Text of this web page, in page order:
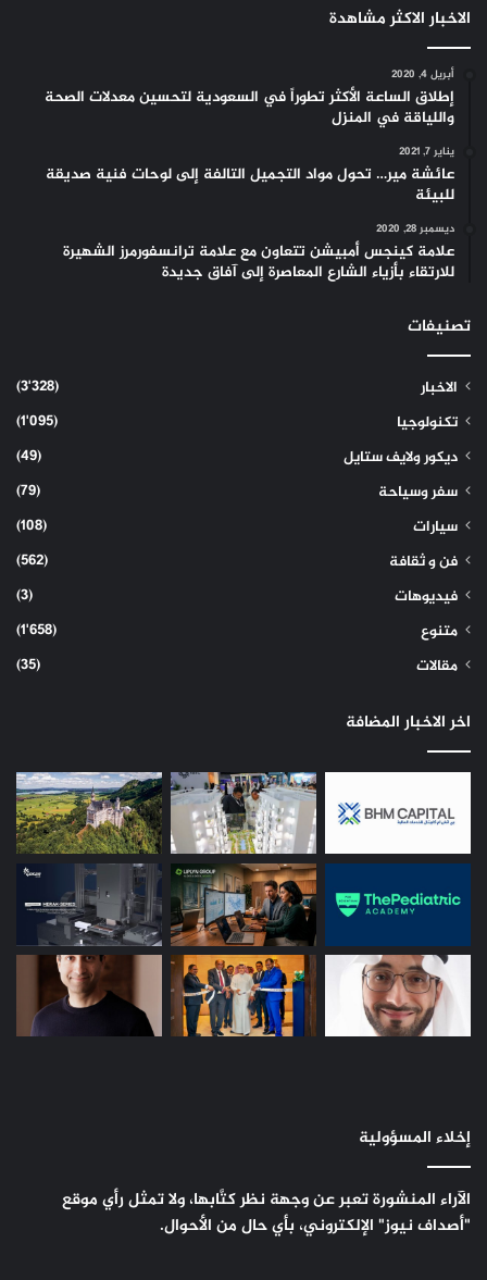
الاخبار الاكثر مشاهدة
أبريل 4, 2020
إطلاق الساعة الأكثر تطوراً في السعودية لتحسين معدلات الصحة
واللياقة في المنزل
يناير 7, 2021
عائشة مير… تحول مواد التجميل التالفة إلى لوحات فنية صديقة
للبيئة
ديسمبر 28, 2020
علامة كينجس أمبيشن تتعاون مع علامة ترانسفورمرز الشهيرة
للارتقاء بأزياء الشارع المعاصرة إلى آفاق جديدة
تصنيفات
الاخبار
(3٬328)
تكنولوجيا
(1٬095)
ديكور ولايف ستايل
(49)
سفر وسياحة
(79)
سيارات
(108)
فن و ثقافة
(562)
فيديوهات
(3)
متنوع
(1٬658)
مقالات
(35)
اخر الاخبار المضافة
إخلاء المسؤولية
الآراء المنشورة تعبر عن وجهة نظر كتَّابها، ولا تمثل رأي موقع
"أصداف نيوز" الإلكتروني، بأي حال من الأحوال.